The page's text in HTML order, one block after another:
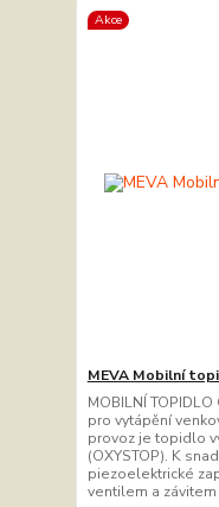
Akce
MEVA Mobilní
MOBILNÍ
pro vytápění
provoz je topidlo
(OXYSTOP). K
piezoelektrické
ventilem a závitem